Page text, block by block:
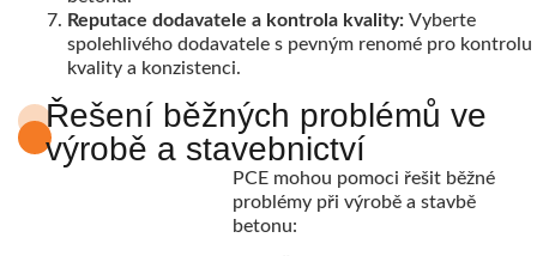
Reputace dodavatele a kontrola kvality: Vyberte
spolehlivého dodavatele s pevným renomé pro kontrolu
kvality a konzistenci.
Řešení běžných problémů ve
výrobě a stavebnictví
PCE mohou pomoci řešit běžné
problémy při výrobě a stavbě
betonu: